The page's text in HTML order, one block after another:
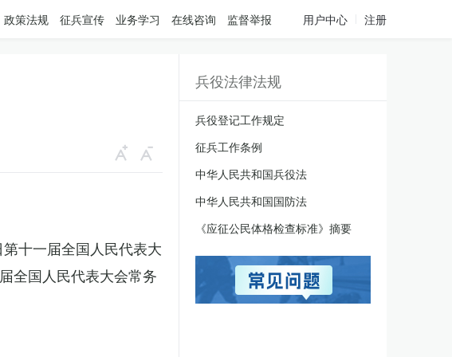
政策法规 征兵宣传 业务学习 在线咨询 监督举报 用户中心 注册
十一届全国人民代表大
全国人民代表大会常务
兵役法律法规
兵役登记工作规定
征兵工作条例
中华人民共和国兵役法
中华人民共和国国防法
《应征公民体格检查标准》摘要